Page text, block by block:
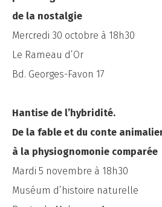
de la nostalgie
Mercredi 30 octobre à 18h30
Le Rameau d’Or
Bd. Georges-Favon 17
Hantise de l’hybridité.
De la fable et du conte
à la physiognomonie comparée
Mardi 5 novembre à 18h30
Muséum d’histoire naturelle